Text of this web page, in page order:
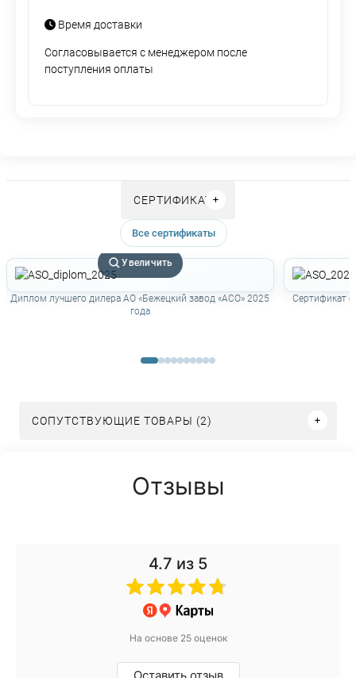
Время доставки
Согласовывается с менеджером после
поступления оплаты
СЕРТИФИКАТЫ
Все сертификаты
Увеличить
Диплом лучшего дилера АО «Бежецкий завод «АСО» 2025
года
Сертификат
СОПУТСТВУЮЩИЕ ТОВАРЫ (2)
Отзывы
4.7 из 5
На основе 25 оценок
Оставить отзыв